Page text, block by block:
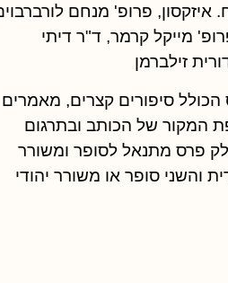
איזקסון, פרופ' מנחם
מייקל קרמר, ד"ר דיתי
זילברמן
סיפורים קצרים, מאמרים
המקור של הכותב ובתרגום
פרס מתנאל לסופר ומשורר
והשני סופר או משורר יהודי